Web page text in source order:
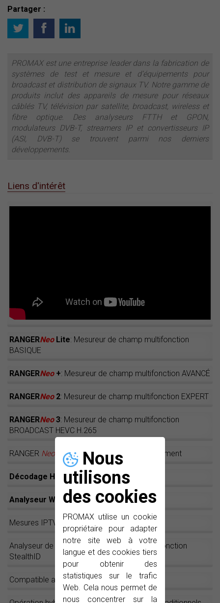
Nous
utilisons
des cookies
PROMAX utilise un cookie
propriétaire pour adapter
notre site web à votre
langue et des cookies tiers
pour obtenir des
statistiques sur le trafic
Web. Cela nous permet de
nous concentrer sur la
Partager :
PROMAX est une entreprise leader dans la fabrication de
systèmes de test et mesure et d’équipements pour
broadcast et distribution de signaux TV. Notre gamme de
produits inclut des appareils de mesure pour réseaux
câblés TV, télévision par satellite, broadcast, wireless et
fibre optique. Des analyseurs FTTH et GPON,
modulateurs DVB-T, streamers IP et convertisseurs IP
(ASI, DVB-T) se trouvent parmi nos derniers
développements.
Liens d'intérêt
RANGERNeoLite: Mesureur de champ multifonction
BASIQUE
RANGERNeo+: Mesureur de champ multifonction AVANCÉ
RANGERNeo2: Mesureur de champ multifonction EXPERT
RANGERNeo3: Mesureur de champ multifonction
BROADCAST HEVC H.265
RANGER Neo : Pour maîtriser votre environnement
Décodage HEVC H.265
Analyseur WiFi 2.4 GHz
Mesures IPTV sur le RANGER
Analyseur de spectre rapide et précis avec fonction
StealthID
Compatible avec wbLNB